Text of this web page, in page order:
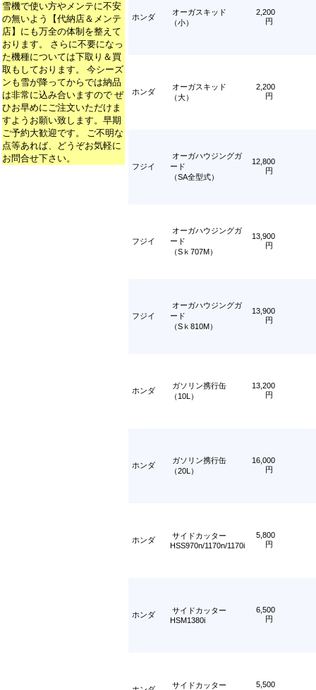
雪機で使い方やメンテに不安
の無いよう【代納店＆メンテ
店】にも万全の体制を整えて
おります。 さらに不要になっ
た機種については下取り＆買
取もしております。 今シーズ
ンも雪が降ってからでは納品
は非常に込み合いますので ぜ
ひお早めにご注文いただけま
すようお願い致します。早期
ご予約大歓迎です。 ご不明な
点等あれば、どうぞお気軽に
お問合せ下さい。
ホンダ
オーガスキッド
（小）
2,200
円
ホンダ
オーガスキッド
（大）
2,200
円
フジイ
オーガハウジングガ
ード
（SA全型式）
12,800
円
フジイ
オーガハウジングガ
ード
（Sｋ707M）
13,900
円
フジイ
オーガハウジングガ
ード
（Sｋ810M）
13,900
円
ホンダ
ガソリン携行缶
（10L）
13,200
円
ホンダ
ガソリン携行缶
（20L）
16,000
円
ホンダ
サイドカッター
HSS970n/1170n/1170i
5,800
円
ホンダ
サイドカッター
HSM1380i
6,500
円
サイドカッター
5,500